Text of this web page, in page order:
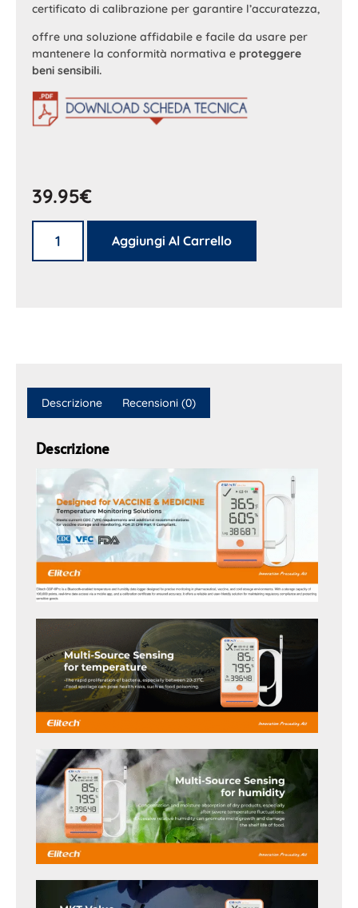
certificato di calibrazione per garantire l’accuratezza,
offre una soluzione affidabile e facile da usare per
mantenere la conformità normativa e proteggere
beni sensibili.
39.95€
Aggiungi Al Carrello
Descrizione Recensioni (0)
Descrizione